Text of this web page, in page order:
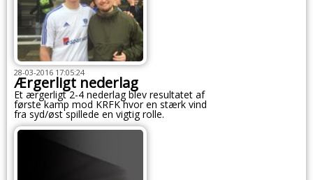
28-03-2016 17:05:24
Ærgerligt nederlag
Et ærgerligt 2-4 nederlag blev resultatet af
første kamp mod KRFK hvor en stærk vind
fra syd/øst spillede en vigtig rolle.